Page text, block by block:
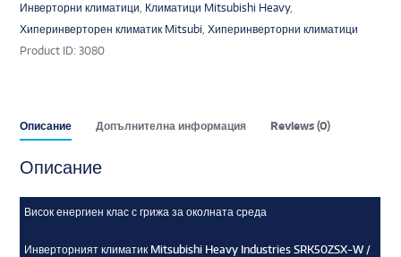
Инверторни климатици, Климатици Mitsubishi Heavy,
Хиперинверторен климатик Mitsubi,Хиперинверторни климатици
Product ID:3080
Описание Допълнителна информация Reviews (0)
Описание
Висок енергиен клас с грижа за околната среда
Инверторният климатик Mitsubishi Heavy Industries SRK50ZSX-W /